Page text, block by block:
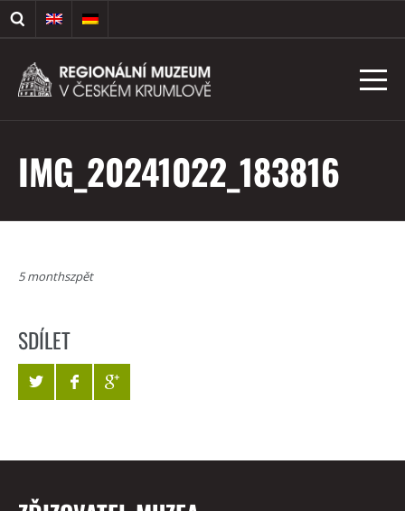
IMG_20241022_183816
5 monthszpět
SDÍLET